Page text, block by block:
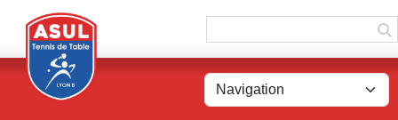
Panneau de gestion des cookies